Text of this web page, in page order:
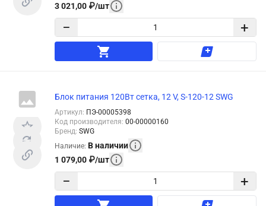
3 021,00 ₽/шт
− +
Блок питания 120Вт сетка, 12 V, S-120-12 SWG
Артикул: ПЭ-00005398
Код производителя: 00-00000160
Бренд: SWG
Наличие: В наличии
1 079,00 ₽/шт
− +